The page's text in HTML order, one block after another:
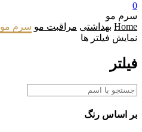
0
سرم مو
Home بهداشتی مراقبت مو سرم مو
نمایش فیلتر ها
فیلتر
بر اساس رنگ